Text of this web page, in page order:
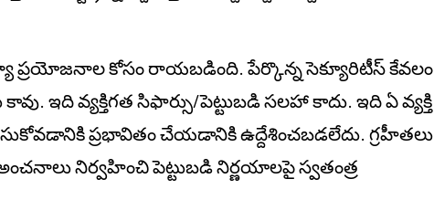
ప్రయోజనాల కోసం రాయబడింది. పేర్కొన్న సెక్యూరిటీస్ కేవలం
ఇది వ్యక్తిగత సిఫార్సు/పెట్టుబడి సలహా కాదు. ఇది ఏ వ్యక్తి
ప్రభావితం చేయడానికి ఉద్దేశించబడలేదు. గ్రహీతలు
నిర్వహించి పెట్టుబడి నిర్ణయాలపై స్వతంత్ర